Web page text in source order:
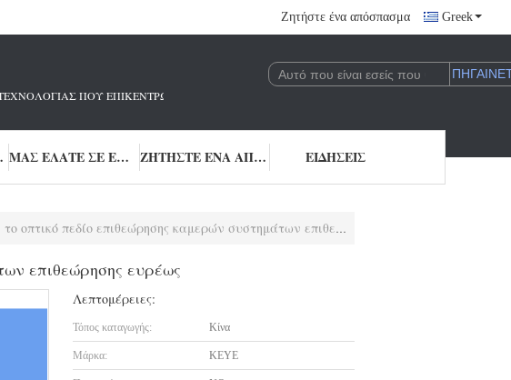
Ζητήστε ένα απόσπασμα Greek
ΤΕΧΝΟΛΟΓΊΑΣ ΠΟΥ ΕΠΙΚΕΝΤΡΏΝΕΤΑΙ ΣΤΗΝ ΈΡΕΥΝΑ ΚΑΙ ΑΝΆΠΤΥΞΗ ΚΑΙ ΤΗΝ
ΜΑΣ ΕΛΆΤΕ ΣΕ ΕΠΑΦΉ ΜΕ ΖΗΤΉΣΤΕ ΈΝΑ ΑΠΌΣΠΑΣΜΑ ΕΙΔΉΣΕΙΣ
πεδίο επιθεώρησης καμερών συστημάτων επιθεώρησης ευρέως
επιθεώρησης ευρέως
Λεπτομέρειες:
Τόπος καταγωγής: Κίνα
Μάρκα: KEYE